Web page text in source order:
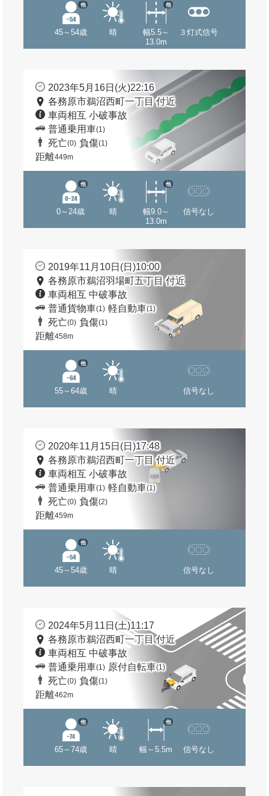
45～54歳
他
晴
幅5.5～
13.0m
他
３灯式信号
2023年5月16日(火)22:16
各務原市鵜沼西町一丁目 付近
車両相互 小破事故
普通乗用車(1)
死亡(0) 負傷(1)
距離449m
0～24歳
他
晴
幅9.0～
13.0m
他
信号なし
2019年11月10日(日)10:00
各務原市鵜沼羽場町五丁目 付近
車両相互 中破事故
普通貨物車(1) 軽自動車(1)
死亡(0) 負傷(1)
距離458m
55～64歳
他
晴 信号なし
2020年11月15日(日)17:48
各務原市鵜沼西町一丁目 付近
車両相互 小破事故
普通乗用車(1) 軽自動車(1)
死亡(0) 負傷(2)
距離459m
45～54歳
他
晴 信号なし
2024年5月11日(土)11:17
各務原市鵜沼西町一丁目 付近
車両相互 中破事故
普通乗用車(1) 原付自転車(1)
死亡(0) 負傷(1)
距離462m
65～74歳
他
晴 幅～5.5m
他
信号なし